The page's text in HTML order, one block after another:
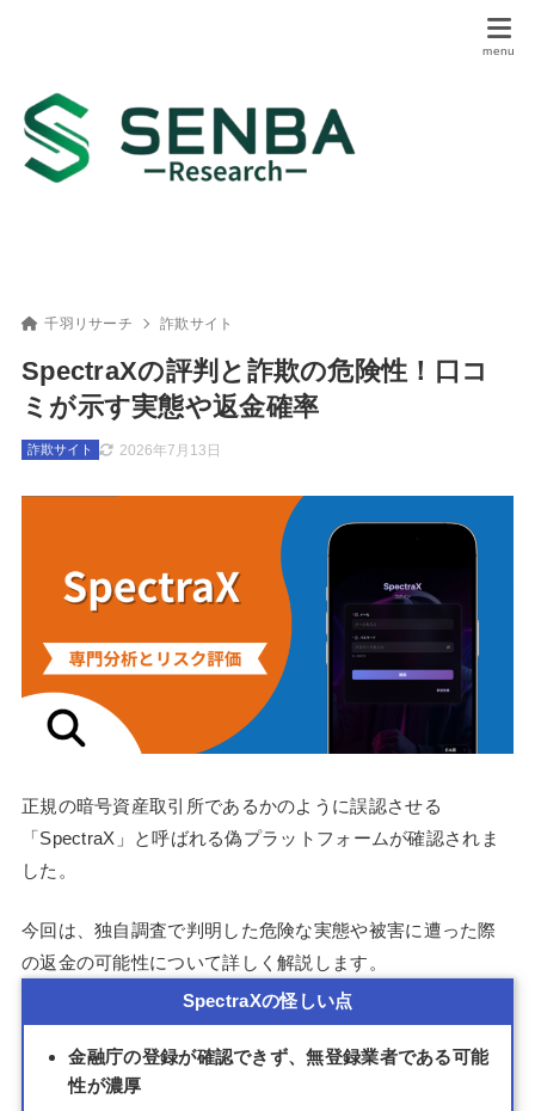
千羽リサーチ 詐欺サイト
SpectraXの評判と詐欺の危険性！口コ
ミが示す実態や返金確率
2026年7月13日
詐欺サイト
正規の暗号資産取引所であるかのように誤認させる
「SpectraX」と呼ばれる偽プラットフォームが確認されま
した。
今回は、独自調査で判明した危険な実態や被害に遭った際
の返金の可能性について詳しく解説します。
SpectraXの怪しい点
金融庁の登録が確認できず、無登録業者である可能
性が濃厚